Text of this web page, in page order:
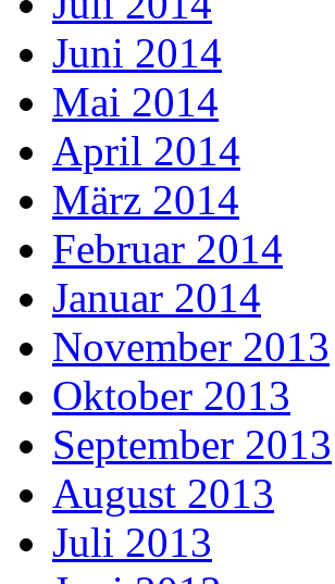
Juni 2014
Mai 2014
April 2014
März 2014
Februar 2014
Januar 2014
November 2013
Oktober 2013
September 2013
August 2013
Juli 2013